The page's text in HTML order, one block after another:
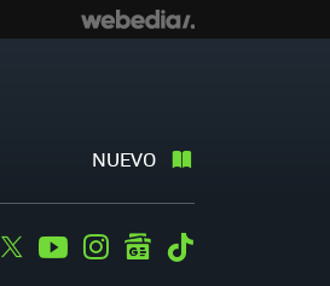
NUEVO
TwitterYoutubeInstagramgooglenews